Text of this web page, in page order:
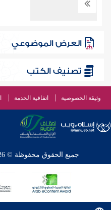
العرض الموضوعي
تصنيف الكتب
وثيقة الخصوصية اتفاقية الخدمة
جميع الحقوق محفوظة © 2026 - 1998 لشبكة إسلام ويب